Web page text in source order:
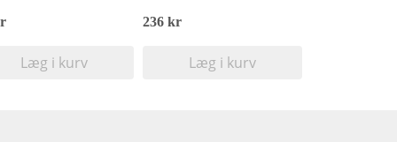
Læg i kurv
236 kr
Læg i kurv